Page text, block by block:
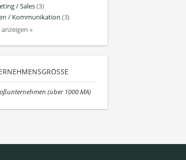
/ Sales(3)
/ Kommunikation (3)
»
(über 1000 MA)